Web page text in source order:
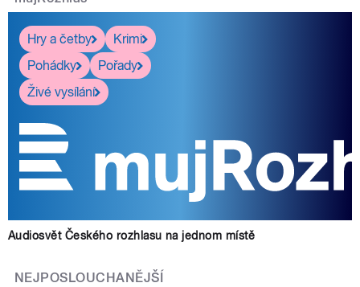
Hry a četby
Krimi
Pohádky
Pořady
Živé vysílání
Audiosvět Českého rozhlasu na jednom místě
NEJPOSLOUCHANĚJŠÍ